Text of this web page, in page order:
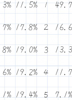
11.5% １
17.8% ２
19.0% ３
19.2% ４
19.4% ５